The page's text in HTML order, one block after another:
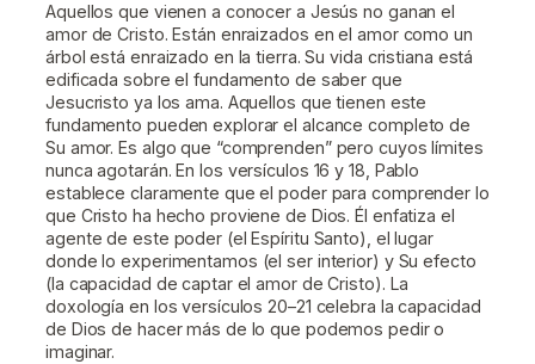
Aquellos que vienen a conocer a Jesús no ganan el
amor de Cristo. Están enraizados en el amor como un
árbol está enraizado en la tierra. Su vida cristiana está
edificada sobre el fundamento de saber que
Jesucristo ya los ama. Aquellos que tienen este
fundamento pueden explorar el alcance completo de
Su amor. Es algo que “comprenden” pero cuyos límites
nunca agotarán. En los versículos 16 y 18, Pablo
establece claramente que el poder para comprender lo
que Cristo ha hecho proviene de Dios. Él enfatiza el
agente de este poder (el Espíritu Santo), el lugar
donde lo experimentamos (el ser interior) y Su efecto
(la capacidad de captar el amor de Cristo). La
doxología en los versículos 20–21 celebra la capacidad
de Dios de hacer más de lo que podemos pedir o
imaginar.